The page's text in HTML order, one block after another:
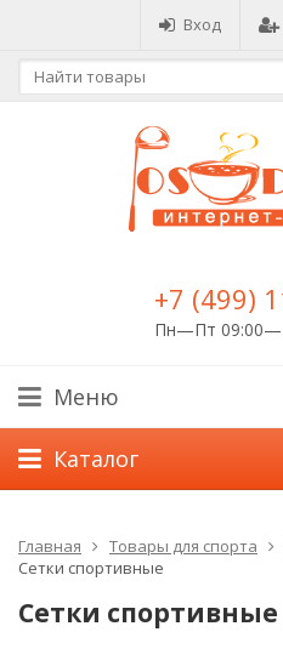
Вход
+7 (499)
Пн—Пт
Меню
Каталог
Главная Товары для спорта
Сетки спортивные
Сетки спортивные